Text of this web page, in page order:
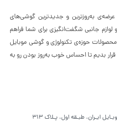
عرضه‌ی به‌روزترین و جدیدترین گوشی‌های
جانبی شگفت‌انگیزی برای شما فراهم
حوزه‌ی تکنولوژی و گوشی موبایل
بدیم تا احساس خوب به‌روز بودن رو به
ایـران، طبـقه اول، پـلاک ۳۱۳